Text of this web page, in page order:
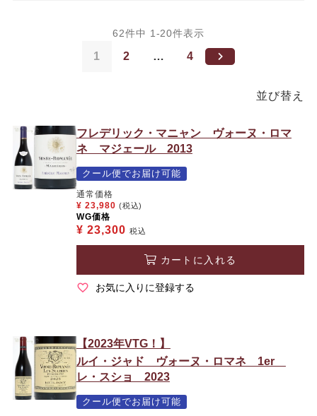
並び替え
62件中 1 -20件表示
1 2 … 4
フレデリック・マニャン ヴォーヌ・ロマ
ネ マジェール 2013
クール便でお届け可能
通常価格
¥ 23,980 (税込)
WG価格
¥ 23,300 税込
カートに入れる
お気に入りに登録する
【2023年VTG！】
ルイ・ジャド ヴォーヌ・ロマネ 1er
レ・スショ 2023
クール便でお届け可能